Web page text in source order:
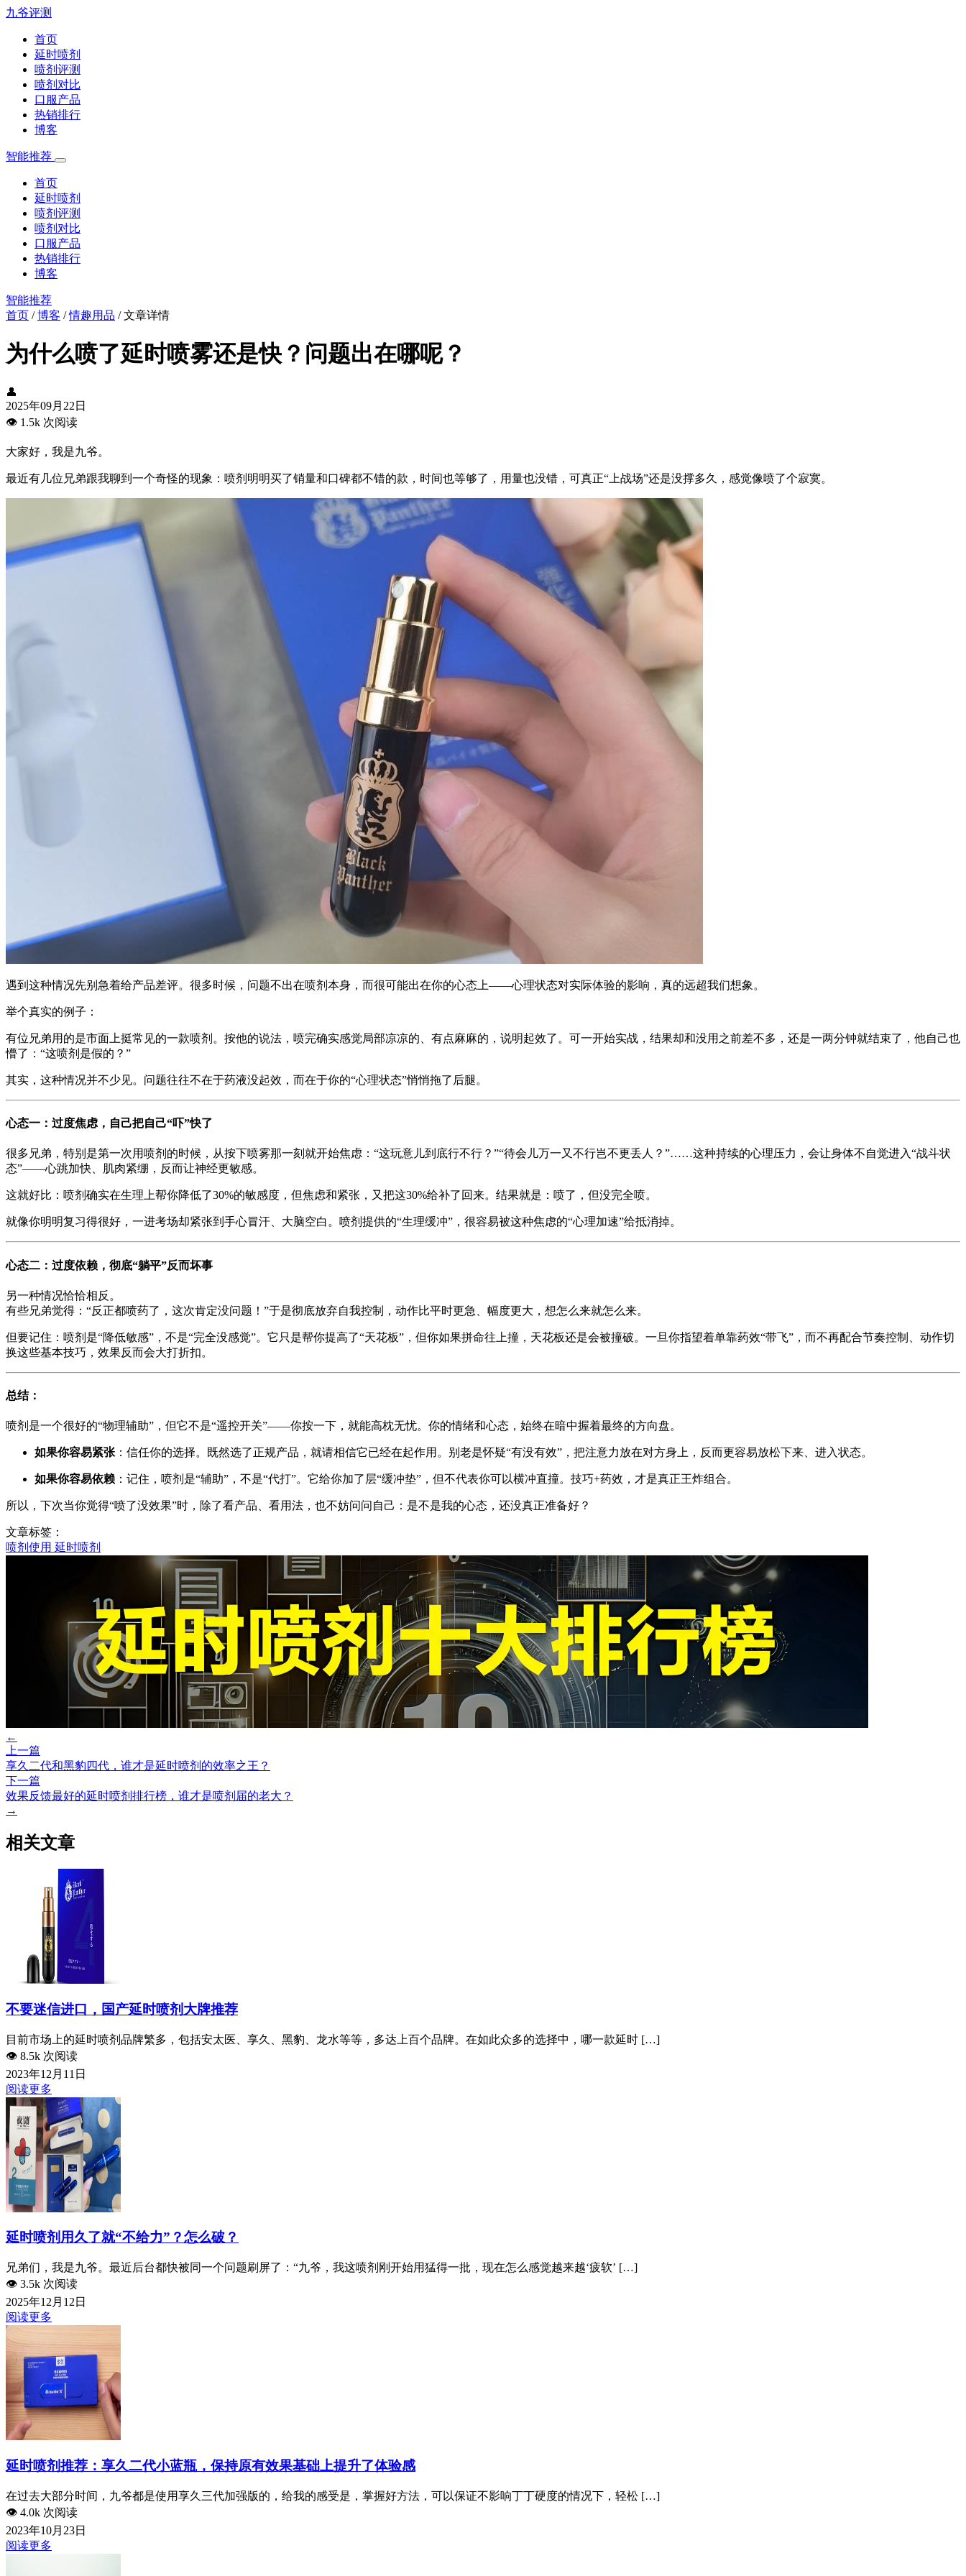
九爷评测
首页
延时喷剂
喷剂评测
喷剂对比
口服产品
热销排行
博客
智能推荐
首页
延时喷剂
喷剂评测
喷剂对比
口服产品
热销排行
博客
智能推荐
首页 /博客 /情趣用品 /文章详情
为什么喷了延时喷雾还是快？问题出在哪呢？
👤
2025年09月22日
👁️ 1.5k 次阅读
大家好，我是九爷。
最近有几位兄弟跟我聊到一个奇怪的现象：喷剂明明买了销量和口碑都不错的款，时间也等够了，用量也没错，可真正“上战场”还是没撑多久，感觉像喷了个寂寞。
遇到这种情况先别急着给产品差评。很多时候，问题不出在喷剂本身，而很可能出在你的心态上——心理状态对实际体验的影响，真的远超我们想象。
举个真实的例子：
有位兄弟用的是市面上挺常见的一款喷剂。按他的说法，喷完确实感觉局部凉凉的、有点麻麻的，说明起效了。可一开始实战，结果却和没用之前差不多，还是一两分钟就结束了，他自己也
懵了：“这喷剂是假的？”
其实，这种情况并不少见。问题往往不在于药液没起效，而在于你的“心理状态”悄悄拖了后腿。
心态一：过度焦虑，自己把自己“吓”快了
很多兄弟，特别是第一次用喷剂的时候，从按下喷雾那一刻就开始焦虑：“这玩意儿到底行不行？”“待会儿万一又不行岂不更丢人？”……这种持续的心理压力，会让身体不自觉进入“战斗状
态”——心跳加快、肌肉紧绷，反而让神经更敏感。
这就好比：喷剂确实在生理上帮你降低了30%的敏感度，但焦虑和紧张，又把这30%给补了回来。结果就是：喷了，但没完全喷。
就像你明明复习得很好，一进考场却紧张到手心冒汗、大脑空白。喷剂提供的“生理缓冲”，很容易被这种焦虑的“心理加速”给抵消掉。
心态二：过度依赖，彻底“躺平”反而坏事
另一种情况恰恰相反。
有些兄弟觉得：“反正都喷药了，这次肯定没问题！”于是彻底放弃自我控制，动作比平时更急、幅度更大，想怎么来就怎么来。
但要记住：喷剂是“降低敏感”，不是“完全没感觉”。它只是帮你提高了“天花板”，但你如果拼命往上撞，天花板还是会被撞破。一旦你指望着单靠药效“带飞”，而不再配合节奏控制、动作切
换这些基本技巧，效果反而会大打折扣。
总结：
喷剂是一个很好的“物理辅助”，但它不是“遥控开关”——你按一下，就能高枕无忧。你的情绪和心态，始终在暗中握着最终的方向盘。
如果你容易紧张：信任你的选择。既然选了正规产品，就请相信它已经在起作用。别老是怀疑“有没有效”，把注意力放在对方身上，反而更容易放松下来、进入状态。
如果你容易依赖 ：记住，喷剂是“辅助”，不是“代打”。它给你加了层“缓冲垫”，但不代表你可以横冲直撞。技巧+药效，才是真正王炸组合。
所以，下次当你觉得“喷了没效果”时，除了看产品、看用法，也不妨问问自己：是不是我的心态，还没真正准备好？
文章标签：
喷剂使用 延时喷剂
←
上一篇
享久二代和黑豹四代，谁才是延时喷剂的效率之王？
下一篇
效果反馈最好的延时喷剂排行榜，谁才是喷剂届的老大？
→
相关文章
不要迷信进口，国产延时喷剂大牌推荐
目前市场上的延时喷剂品牌繁多，包括安太医、享久、黑豹、龙水等等，多达上百个品牌。在如此众多的选择中，哪一款延时 […]
👁️ 8.5k 次阅读
2023年12月11日
阅读更多
延时喷剂用久了就“不给力”？怎么破？
兄弟们，我是九爷。最近后台都快被同一个问题刷屏了：“九爷，我这喷剂刚开始用猛得一批，现在怎么感觉越来越‘疲软’ […]
👁️ 3.5k 次阅读
2025年12月12日
阅读更多
延时喷剂推荐：享久二代小蓝瓶，保持原有效果基础上提升了体验感
在过去大部分时间，九爷都是使用享久三代加强版的，给我的感受是，掌握好方法，可以保证不影响丁丁硬度的情况下，轻松 […]
👁️ 4.0k 次阅读
2023年10月23日
阅读更多